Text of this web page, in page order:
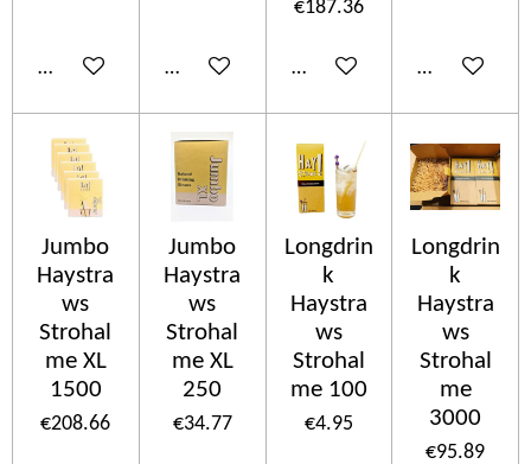
Add to cart Add to cart
€187.36
Add to cart Add to cart
Jumbo
Haystra
ws
Strohal
me XL
1500
€208.66
Jumbo
Haystra
ws
Strohal
me XL
250
€34.77
Longdrin
k
Haystra
ws
Strohal
me 100
€4.95
Longdrin
k
Haystra
ws
Strohal
me
3000
€95.89